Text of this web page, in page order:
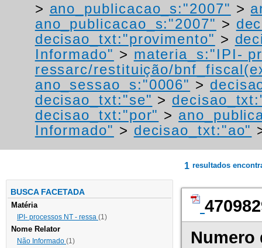
> ano_publicacao_s:"2007" >
ano_publicacao_s:"2007" >
decisao_txt:"provimento" >
Informado" > materia_s:"IPI-
ressarc/restituição/
ano_sessao_s:"0006" >
decisao_txt:"se" >
decisao_txt:"por" >
Informado" > decisao_txt:"ao"
BUSCA FACETADA
Matéria
IPI- processos NT - ressa (1)
Nome Relator
Não Informado (1)
1 resultados
Numero